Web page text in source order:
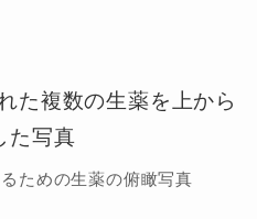
ための生薬の俯瞰写真